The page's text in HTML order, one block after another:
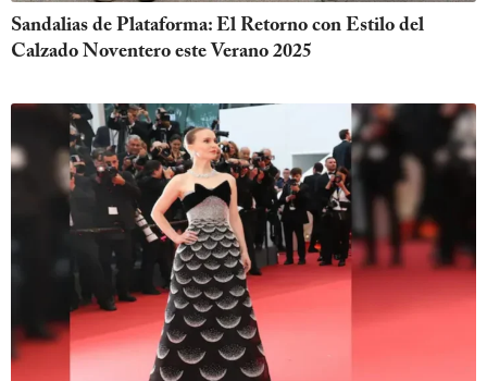
Sandalias de Plataforma: El Retorno con Estilo del
Calzado Noventero este Verano 2025